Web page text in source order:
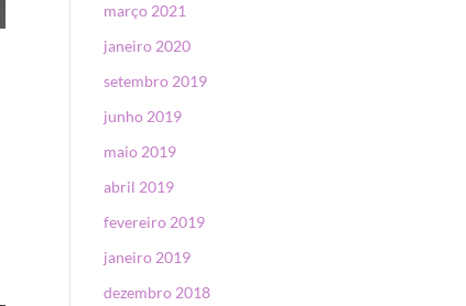
março 2021
janeiro 2020
setembro 2019
junho 2019
maio 2019
abril 2019
fevereiro 2019
janeiro 2019
dezembro 2018